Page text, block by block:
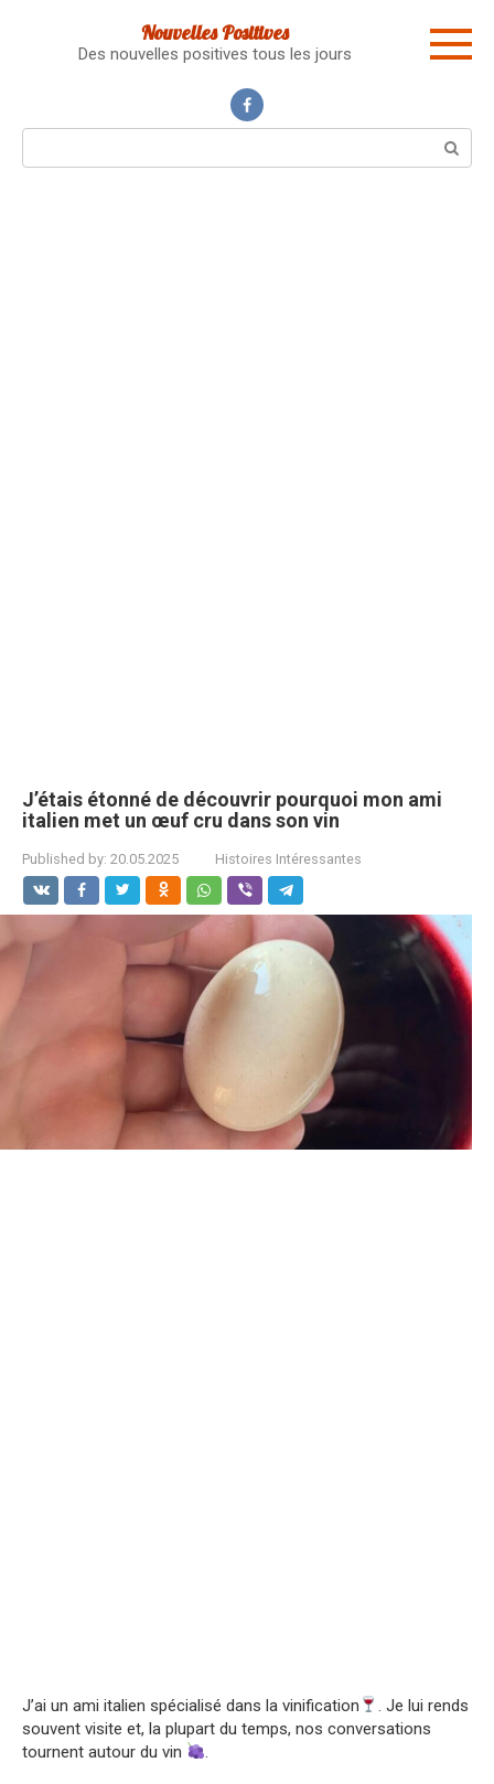
Nouvelles Positives
Des nouvelles positives tous les jours
J’étais étonné de découvrir pourquoi mon ami
italien met un œuf cru dans son vin
Published by: 20.05.2025 Histoires Intéressantes
J’ai un ami italien spécialisé dans la vinification
. Je lui rends
souvent visite et, la plupart du temps, nos conversations
tournent autour du vin
.